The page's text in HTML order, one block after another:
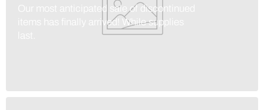
Our most anticipated sale of discontinued
items has finally arrived! While supplies